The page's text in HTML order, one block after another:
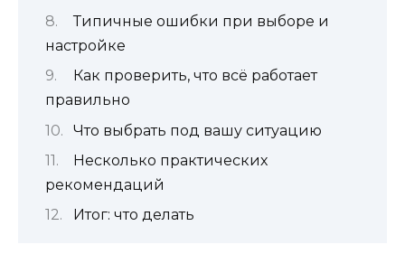
Типичные ошибки при выборе и
настройке
Как проверить, что всё работает
правильно
Что выбрать под вашу ситуацию
Несколько практических
рекомендаций
Итог: что делать